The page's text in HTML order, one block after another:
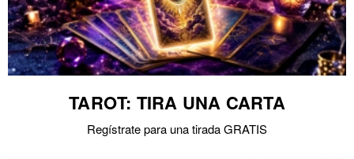
TAROT: TIRA UNA CARTA
Regístrate para una tirada GRATIS